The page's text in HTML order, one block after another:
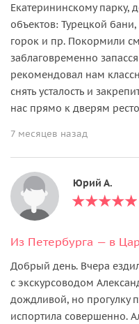
Екатерининскому
объектов: Турецкой
горок и пр. Покормили
заблаговременно
рекомендовал нам
снять усталость и
нас прямо к дверям
7 месяцев назад
Юрий А.
Добрый день. Вчера
с экскурсоводом
дождливой, но прогулку
испортила совершенно.